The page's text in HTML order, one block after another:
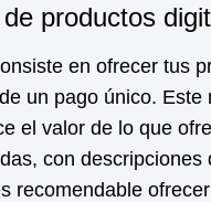
productos
en ofrecer tus
un pago único. Este
el valor de lo que
con
recomendable